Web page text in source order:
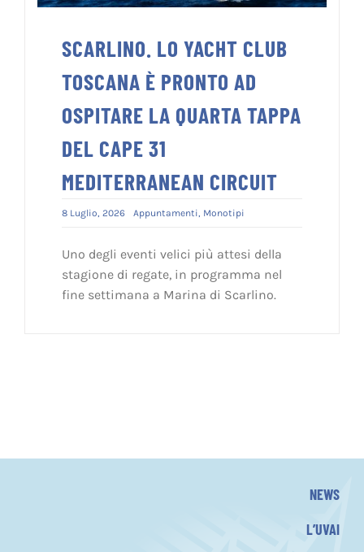
SCARLINO. LO YACHT CLUB
TOSCANA È PRONTO AD
OSPITARE LA QUARTA TAPPA
DEL CAPE 31
MEDITERRANEAN CIRCUIT
8 Luglio, 2026 Appuntamenti, Monotipi
Uno degli eventi velici più attesi della
stagione di regate, in programma nel
fine settimana a Marina di Scarlino.
NEWS
L’UVAI